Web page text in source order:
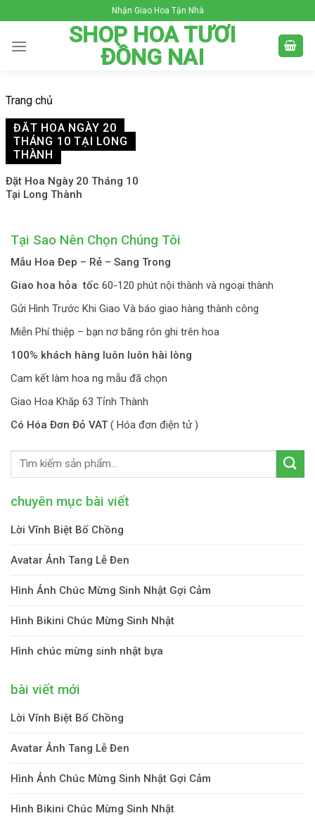
to
content
Nhận Giao Hoa Tận Nhà
SHOP HOA TƯƠI
ĐỒNG NAI
Trang chủ
ĐẶT HOA NGÀY 20
THÁNG 10 TẠI LONG
THÀNH
Đặt Hoa Ngày 20 Tháng 10
Tại Long Thành
Tại Sao Nên Chọn Chúng Tôi
Mẫu Hoa Đep – Rẻ – Sang Trong
Giao hoa hỏa tốc 60-120 phút nội thành và ngoại thành
Gửi Hình Trước Khi Giao Và báo giao hàng thành công
Miễn Phí thiệp – bạn nơ băng rôn ghi trên hoa
100% khách hàng luôn luôn hài lòng
Cam kết làm hoa ng mẫu đã chọn
Giao Hoa Khăp 63 Tỉnh Thành
Có Hóa Đơn Đỏ VAT ( Hóa đơn điện tử )
chuyên mục bài viết
Lời Vĩnh Biệt Bố Chồng
Avatar Ảnh Tang Lễ Đen
Hình Ảnh Chúc Mừng Sinh Nhật Gợi Cảm
Hình Bikini Chúc Mừng Sinh Nhật
Hình chúc mừng sinh nhật bựa
bài viết mới
Lời Vĩnh Biệt Bố Chồng
Avatar Ảnh Tang Lễ Đen
Hình Ảnh Chúc Mừng Sinh Nhật Gợi Cảm
Hình Bikini Chúc Mừng Sinh Nhật